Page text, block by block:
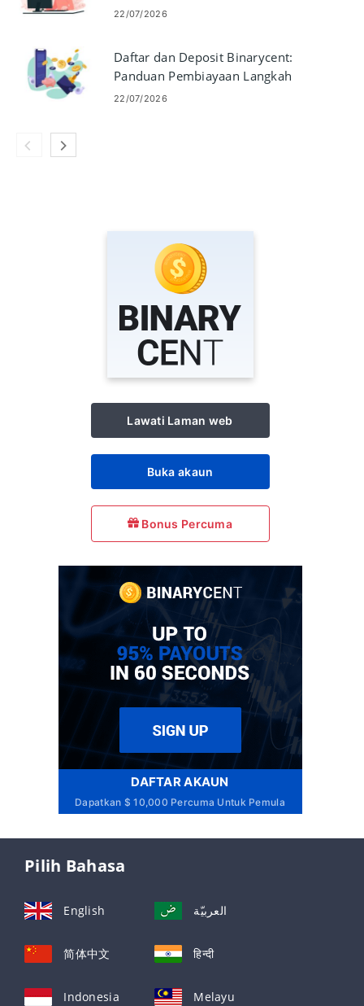
22/07/2026
Daftar dan Deposit Binarycent:
Panduan Pembiayaan Langkah
demi Langkah
22/07/2026
Lawati Laman web
Buka akaun
Bonus Percuma
DAFTAR AKAUN
Dapatkan $ 10,000 Percuma Untuk Pemula
Pilih Bahasa
English العربيّة
简体中文 हिन्दी
Indonesia Melayu